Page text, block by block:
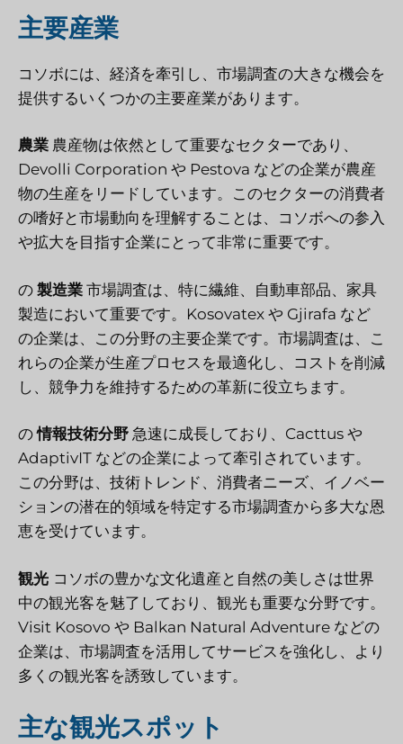
主要産業
コソボには、経済を牽引し、市場調査の大きな機会を
提供するいくつかの主要産業があります。
農業 農産物は依然として重要なセクターであり、
Devolli Corporation や Pestova などの企業が農産
物の生産をリードしています。このセクターの消費者
の嗜好と市場動向を理解することは、コソボへの参入
や拡大を目指す企業にとって非常に重要です。
の 製造業 市場調査は、特に繊維、自動車部品、家具
製造において重要です。Kosovatex や Gjirafa など
の企業は、この分野の主要企業です。市場調査は、こ
れらの企業が生産プロセスを最適化し、コストを削減
し、競争力を維持するための革新に役立ちます。
の情報技術分野 急速に成長しており、Cacttus や
AdaptivIT などの企業によって牽引されています。
この分野は、技術トレンド、消費者ニーズ、イノベー
ションの潜在的領域を特定する市場調査から多大な恩
恵を受けています。
観光 コソボの豊かな文化遺産と自然の美しさは世界
中の観光客を魅了しており、観光も重要な分野です。
Visit Kosovo や Balkan Natural Adventure などの
企業は、市場調査を活用してサービスを強化し、より
多くの観光客を誘致しています。
主な観光スポット